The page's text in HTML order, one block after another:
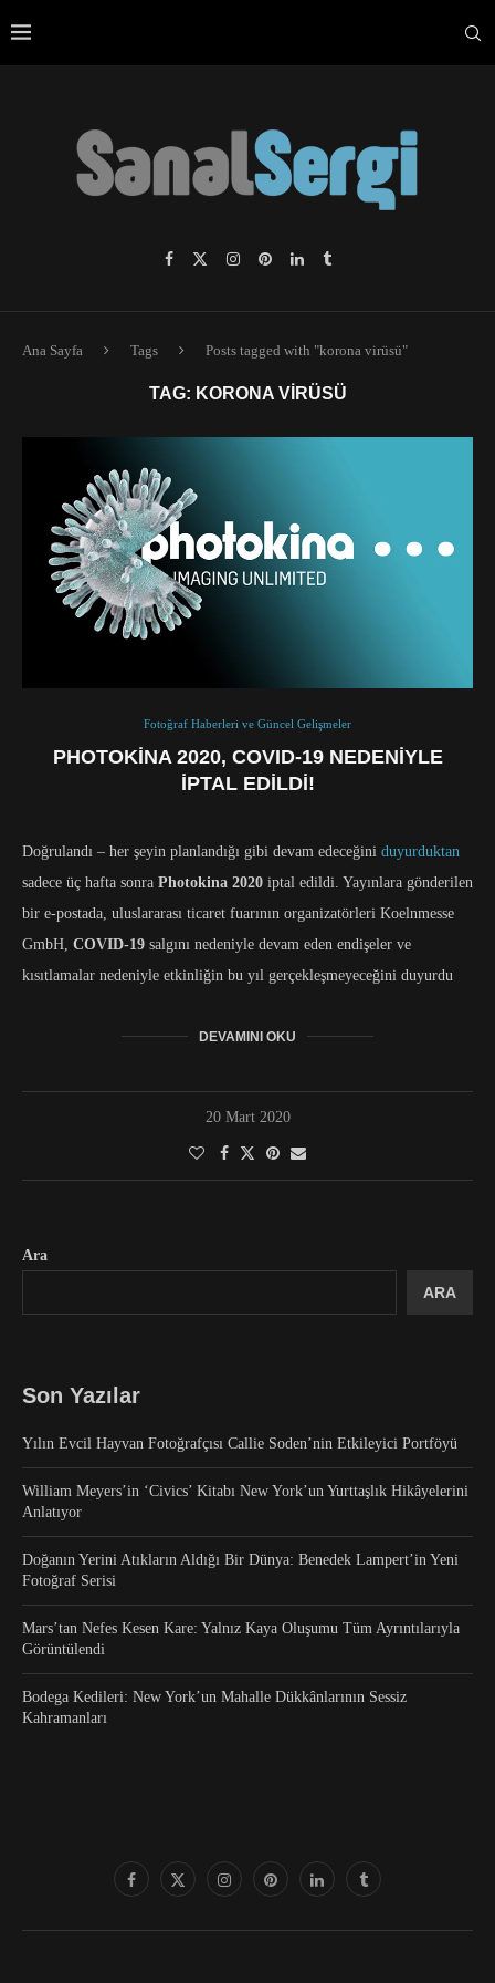
Ana Sayfa Tags Posts tagged with "korona virüsü"
TAG: KORONA VIRÜSÜ
Fotoğraf Haberleri ve Güncel Gelişmeler
PHOTOKINA 2020, COVID-19 NEDENIYLE
İPTAL EDILDI!
Doğrulandı – her şeyin planlandığı gibi devam edeceğini duyurduktan
sadece üç hafta sonra Photokina 2020 iptal edildi. Yayınlara gönderilen
bir e-postada, uluslararası ticaret fuarının organizatörleri Koelnmesse
GmbH, COVID-19 salgını nedeniyle devam eden endişeler ve
kısıtlamalar nedeniyle etkinliğin bu yıl gerçekleşmeyeceğini duyurdu
DEVAMINI OKU
20 Mart 2020
Ara
ARA
Son Yazılar
Yılın Evcil Hayvan Fotoğrafçısı Callie Soden’nin Etkileyici Portföyü
William Meyers’in ‘Civics’ Kitabı New York’un Yurttaşlık Hikâyelerini
Anlatıyor
Doğanın Yerini Atıkların Aldığı Bir Dünya: Benedek Lampert’in Yeni
Fotoğraf Serisi
Mars’tan Nefes Kesen Kare: Yalnız Kaya Oluşumu Tüm Ayrıntılarıyla
Görüntülendi
Bodega Kedileri: New York’un Mahalle Dükkânlarının Sessiz
Kahramanları